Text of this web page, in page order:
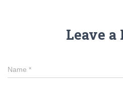
Leave a
Name *